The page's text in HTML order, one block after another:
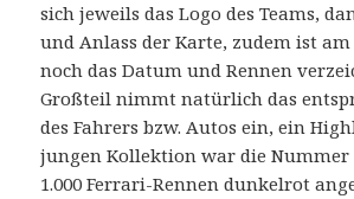
sich jeweils das Logo des Teams,
und Anlass der Karte, zudem ist
noch das Datum und Rennen
Großteil nimmt natürlich das
des Fahrers bzw. Autos ein, ein
jungen Kollektion war die
1.000 Ferrari-Rennen dunkelrot